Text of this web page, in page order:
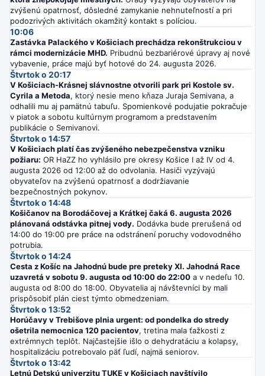
zvýšenú opatrnosť, dôsledné zamykanie nehnuteľností a pri
podozrivých aktivitách okamžitý kontakt s políciou.
10:06
Zastávka Palackého v Košiciach prechádza rekonštrukciou v
rámci modernizácie MHD. Pribudnú bezbariérové úpravy aj nové
vybavenie, práce majú byť hotové do 24. augusta 2026.
Štvrtok o 20:17
V Košiciach-Krásnej slávnostne otvorili park pri Kostole sv.
Cyrila a Metoda, ktorý nesie meno kňaza Juraja Semivana, a
odhalili mu aj pamätnú tabuľu. Spomienkové podujatie pokračuje
v piatok a sobotu kultúrnym programom a predstavením
publikácie o Semivanovi.
Štvrtok o 14:57
V Košiciach platí čas zvýšeného nebezpečenstva vzniku
požiaru: OR HaZZ ho vyhlásilo pre okresy Košice I až IV od 4.
augusta 2026 od 12:00 až do odvolania. Hasiči vyzývajú
obyvateľov na zvýšenú opatrnosť a dodržiavanie
bezpečnostných pokynov.
Štvrtok o 14:48
Košičanov na Borodáčovej a Krátkej čaká 6. augusta 2026
plánovaná odstávka pitnej vody. Dodávka bude prerušená od
14:00 do 19:00 pre práce na odstránení poruchy vodovodného
potrubia.
Štvrtok o 14:24
Cesta z Košíc na Jahodnú bude pre preteky XI. Jahodná Race
uzavretá v sobotu 9. augusta od 10:00 do 22:00 a v nedeľu 10.
augusta od 8:00 do 18:00. Obyvatelia aj návštevníci by mali
prispôsobiť plán ciest týmto obmedzeniam.
Štvrtok o 13:52
Horúčavy v Trebišove plnia urgent: od pondelka do stredy
ošetrila nemocnica 120 pacientov, tretina mala ťažkosti z
extrémnych teplôt. Najčastejšie išlo o dehydratáciu a kolapsy,
hospitalizáciu potrebovalo päť ľudí, najmä seniorov.
Štvrtok o 13:42
Letnú Detskú univerzitu TUKE v Košiciach navštívilo